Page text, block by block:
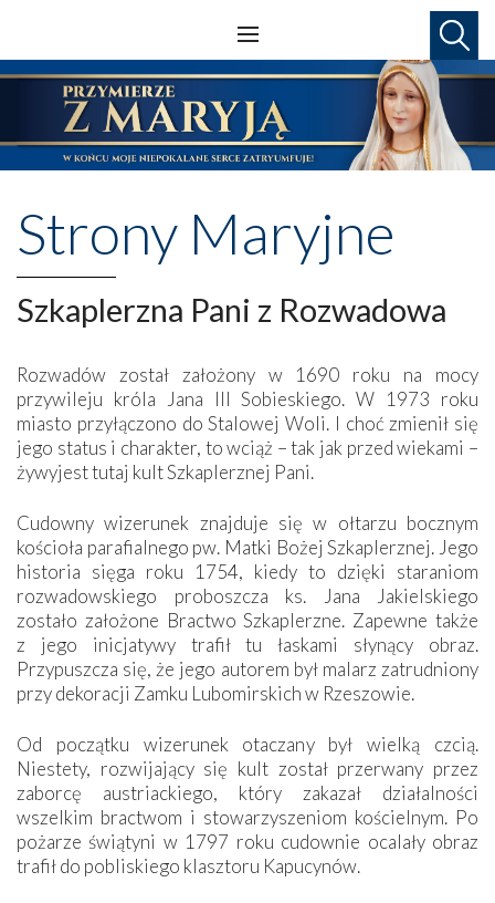
Strony Maryjne
Szkaplerzna Pani z Rozwadowa
Rozwadów został założony w 1690 roku na mocy
przywileju króla Jana III Sobieskiego. W 1973 roku
miasto przyłączono do Stalowej Woli. I choć zmienił się
jego status i charakter, to wciąż – tak jak przed wiekami –
żywyjest tutaj kult Szkaplerznej Pani.
Cudowny wizerunek znajduje się w ołtarzu bocznym
kościoła parafialnego pw. Matki Bożej Szkaplerznej. Jego
historia sięga roku 1754, kiedy to dzięki staraniom
rozwadowskiego proboszcza ks. Jana Jakielskiego
zostało założone Bractwo Szkaplerzne. Zapewne także
z jego inicjatywy trafił tu łaskami słynący obraz.
Przypuszcza się, że jego autorem był malarz zatrudniony
przy dekoracji Zamku Lubomirskich w Rzeszowie.
Od początku wizerunek otaczany był wielką czcią.
Niestety, rozwijający się kult został przerwany przez
zaborcę austriackiego, który zakazał działalności
wszelkim bractwom i stowarzyszeniom kościelnym. Po
pożarze świątyni w 1797 roku cudownie ocalały obraz
trafił do pobliskiego klasztoru Kapucynów.